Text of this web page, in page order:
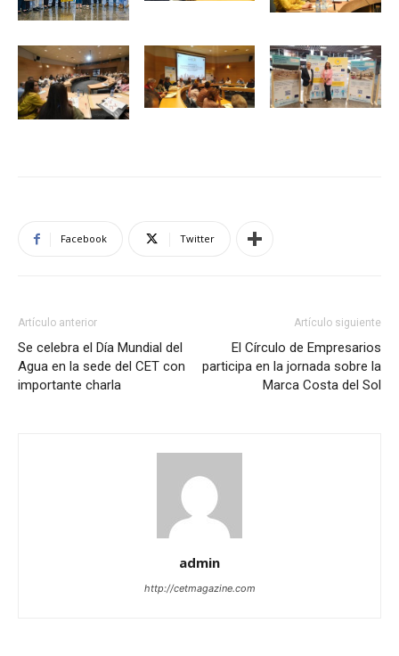
Facebook Twitter
Artículo anterior
Se celebra el Día Mundial del
Agua en la sede del CET con
importante charla
Artículo siguiente
El Círculo de Empresarios
participa en la jornada sobre la
Marca Costa del Sol
admin
http://cetmagazine.com